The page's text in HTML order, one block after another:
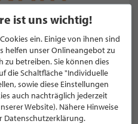
ist uns wichtig!
ein. Einige von ihnen sind
helfen unser Onlineangebot zu
betreiben. Sie können dies
die Schaltfläche "Individuelle
sowie diese Einstellungen
auch nachträglich jederzeit
Website). Nähere Hinweise
Datenschutzerklärung.